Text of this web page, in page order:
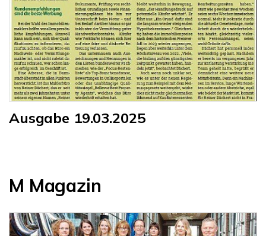
Ausgabe 19.03.2025
M Magazin